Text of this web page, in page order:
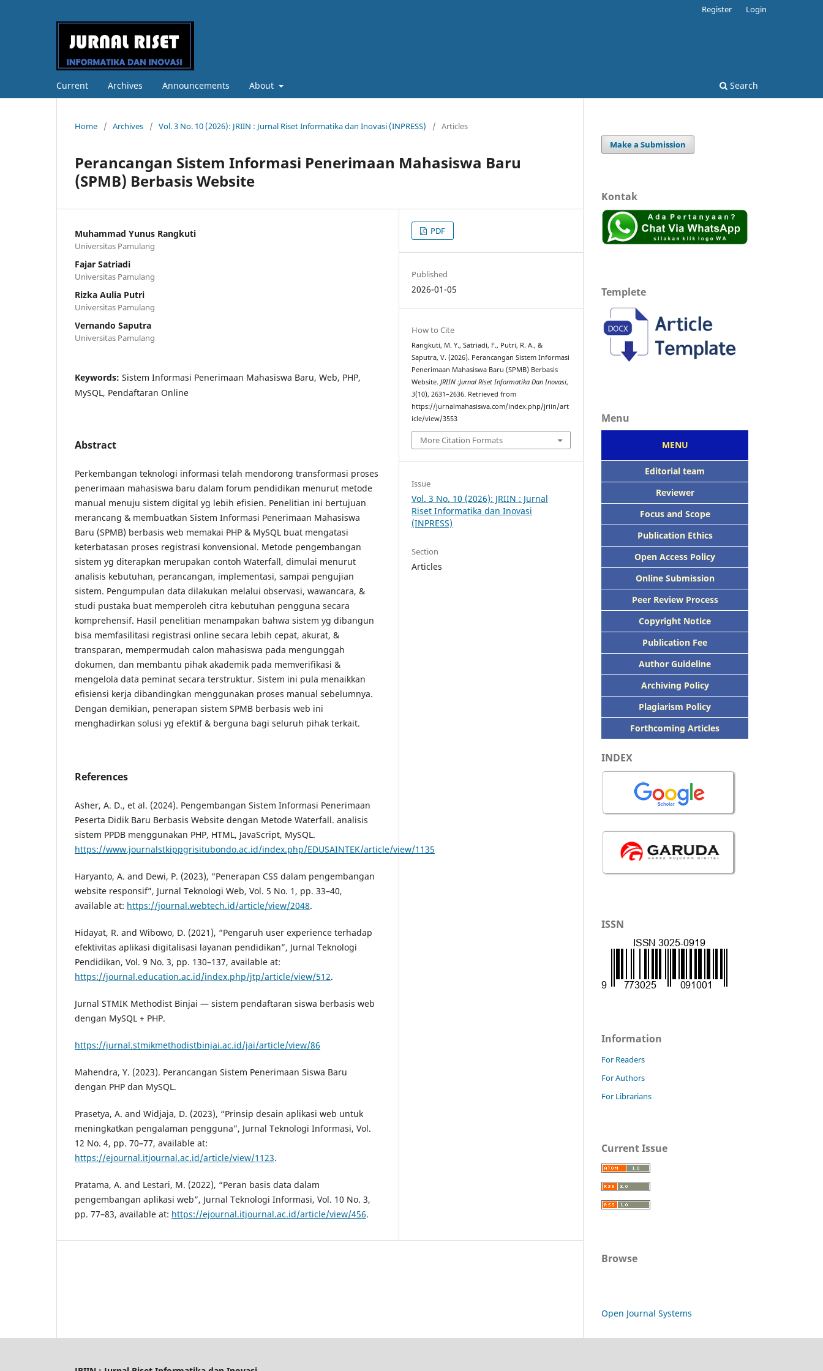
Current Archives Announcements About Search
Register Login
Home / Archives / Vol. 3 No. 10 (2026): JRIIN : Jurnal Riset Informatika dan Inovasi (INPRESS) / Articles
Perancangan Sistem Informasi Penerimaan Mahasiswa Baru
(SPMB) Berbasis Website
Muhammad Yunus Rangkuti
Universitas Pamulang
Fajar Satriadi
Universitas Pamulang
Rizka Aulia Putri
Universitas Pamulang
Vernando Saputra
Universitas Pamulang
Keywords: Sistem Informasi Penerimaan Mahasiswa Baru, Web, PHP,
MySQL, Pendaftaran Online
Abstract
Perkembangan teknologi informasi telah mendorong transformasi proses
penerimaan mahasiswa baru dalam forum pendidikan menurut metode
manual menuju sistem digital yg lebih efisien. Penelitian ini bertujuan
merancang & membuatkan Sistem Informasi Penerimaan Mahasiswa
Baru (SPMB) berbasis web memakai PHP & MySQL buat mengatasi
keterbatasan proses registrasi konvensional. Metode pengembangan
sistem yg diterapkan merupakan contoh Waterfall, dimulai menurut
analisis kebutuhan, perancangan, implementasi, sampai pengujian
sistem. Pengumpulan data dilakukan melalui observasi, wawancara, &
studi pustaka buat memperoleh citra kebutuhan pengguna secara
komprehensif. Hasil penelitian menampakan bahwa sistem yg dibangun
bisa memfasilitasi registrasi online secara lebih cepat, akurat, &
transparan, mempermudah calon mahasiswa pada mengunggah
dokumen, dan membantu pihak akademik pada memverifikasi &
mengelola data peminat secara terstruktur. Sistem ini pula menaikkan
efisiensi kerja dibandingkan menggunakan proses manual sebelumnya.
Dengan demikian, penerapan sistem SPMB berbasis web ini
menghadirkan solusi yg efektif & berguna bagi seluruh pihak terkait.
References
Asher, A. D., et al. (2024). Pengembangan Sistem Informasi Penerimaan
Peserta Didik Baru Berbasis Website dengan Metode Waterfall. analisis
sistem PPDB menggunakan PHP, HTML, JavaScript, MySQL.
https://www.journalstkippgrisitubondo.ac.id/index.php/EDUSAINTEK/article/view/1135
Haryanto, A. and Dewi, P. (2023), “Penerapan CSS dalam pengembangan
website responsif”, Jurnal Teknologi Web, Vol. 5 No. 1, pp. 33–40,
available at: https://journal.webtech.id/article/view/2048.
Hidayat, R. and Wibowo, D. (2021), “Pengaruh user experience terhadap
efektivitas aplikasi digitalisasi layanan pendidikan”, Jurnal Teknologi
Pendidikan, Vol. 9 No. 3, pp. 130–137, available at:
https://journal.education.ac.id/index.php/jtp/article/view/512.
Jurnal STMIK Methodist Binjai — sistem pendaftaran siswa berbasis web
dengan MySQL + PHP.
https://jurnal.stmikmethodistbinjai.ac.id/jai/article/view/86
Mahendra, Y. (2023). Perancangan Sistem Penerimaan Siswa Baru
dengan PHP dan MySQL.
Prasetya, A. and Widjaja, D. (2023), “Prinsip desain aplikasi web untuk
meningkatkan pengalaman pengguna”, Jurnal Teknologi Informasi, Vol.
12 No. 4, pp. 70–77, available at:
https://ejournal.itjournal.ac.id/article/view/1123.
Pratama, A. and Lestari, M. (2022), “Peran basis data dalam
pengembangan aplikasi web”, Jurnal Teknologi Informasi, Vol. 10 No. 3,
pp. 77–83, available at: https://ejournal.itjournal.ac.id/article/view/456.
PDF
Published
2026-01-05
How to Cite
Rangkuti, M. Y., Satriadi, F., Putri, R. A., &
Saputra, V. (2026). Perancangan Sistem Informasi
Penerimaan Mahasiswa Baru (SPMB) Berbasis
Website.JRIIN :Jurnal Riset Informatika Dan Inovasi,
3(10), 2631–2636. Retrieved from
https://jurnalmahasiswa.com/index.php/jriin/art
icle/view/3553
More Citation Formats
Issue
Vol. 3 No. 10 (2026): JRIIN : Jurnal
Riset Informatika dan Inovasi
(INPRESS)
Section
Articles
Make a Submission
Kontak
Templete
Menu
MENU
Editorial team
Reviewer
Focus and Scope
Publication Ethics
Open Access Policy
Online Submission
Peer Review Process
Copyright Notice
Publication Fee
Author Guideline
Archiving Policy
Plagiarism Policy
Forthcoming Articles
INDEX
ISSN
Information
For Readers
For Authors
For Librarians
Current Issue
Browse
Open Journal Systems